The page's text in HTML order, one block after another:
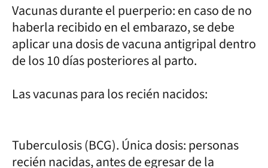
Vacunas durante el puerperio: en caso de no
haberla recibido en el embarazo, se debe
aplicar una dosis de vacuna antigripal dentro
de los 10 días posteriores al parto.
Las vacunas para los recién nacidos:
Tuberculosis (BCG). Única dosis: personas
recién nacidas, antes de egresar de la